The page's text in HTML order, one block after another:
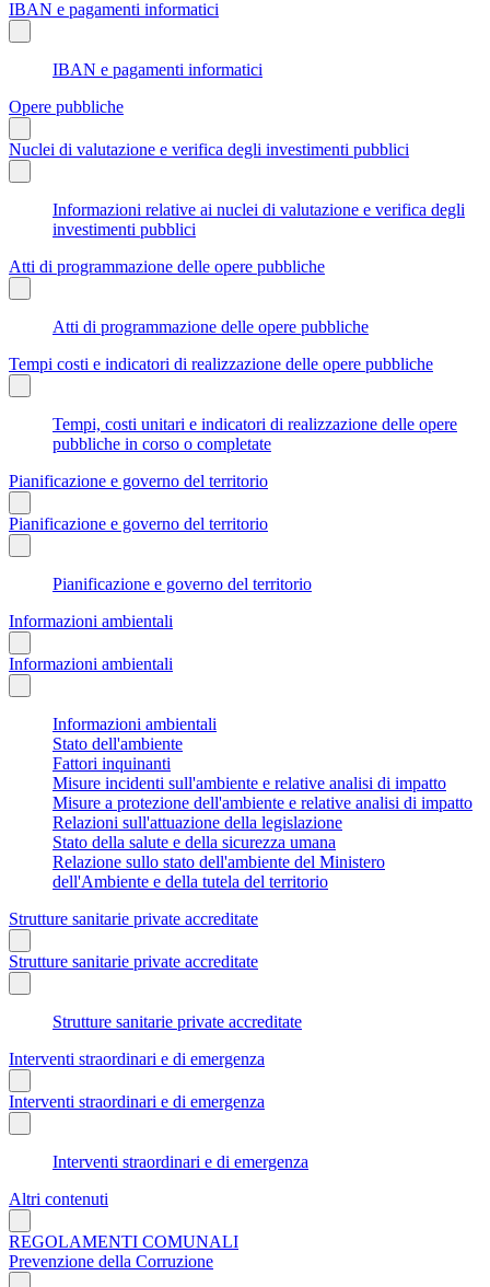
IBAN e pagamenti informatici
IBAN e pagamenti informatici
Opere pubbliche
Nuclei di valutazione e verifica degli investimenti pubblici
Informazioni relative ai nuclei di valutazione e verifica degli
investimenti pubblici
Atti di programmazione delle opere pubbliche
Atti di programmazione delle opere pubbliche
Tempi costi e indicatori di realizzazione delle opere pubbliche
Tempi, costi unitari e indicatori di realizzazione delle opere
pubbliche in corso o completate
Pianificazione e governo del territorio
Pianificazione e governo del territorio
Pianificazione e governo del territorio
Informazioni ambientali
Informazioni ambientali
Informazioni ambientali
Stato dell'ambiente
Fattori inquinanti
Misure incidenti sull'ambiente e relative analisi di impatto
Misure a protezione dell'ambiente e relative analisi di impatto
Relazioni sull'attuazione della legislazione
Stato della salute e della sicurezza umana
Relazione sullo stato dell'ambiente del Ministero
dell'Ambiente e della tutela del territorio
Strutture sanitarie private accreditate
Strutture sanitarie private accreditate
Strutture sanitarie private accreditate
Interventi straordinari e di emergenza
Interventi straordinari e di emergenza
Interventi straordinari e di emergenza
Altri contenuti
REGOLAMENTI COMUNALI
Prevenzione della Corruzione